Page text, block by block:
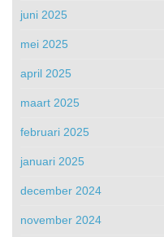
juni 2025
mei 2025
april 2025
maart 2025
februari 2025
januari 2025
december 2024
november 2024